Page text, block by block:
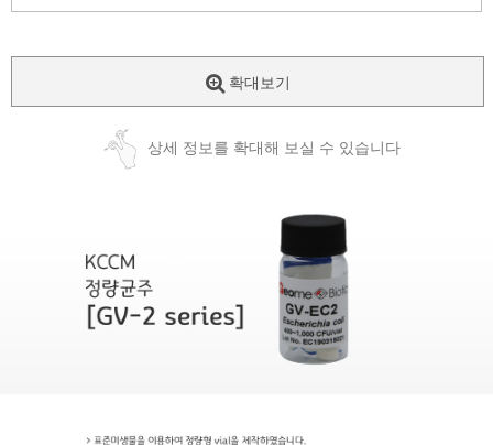
확대보기
상세 정보를 확대해 보실 수 있습니다